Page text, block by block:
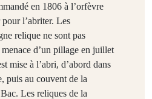
en 1806 à l’orfèvre
l’abriter. Les
relique ne sont pas
d’un pillage en juillet
mise à l’abri, d’abord dans
puis au couvent de la
Les reliques de la